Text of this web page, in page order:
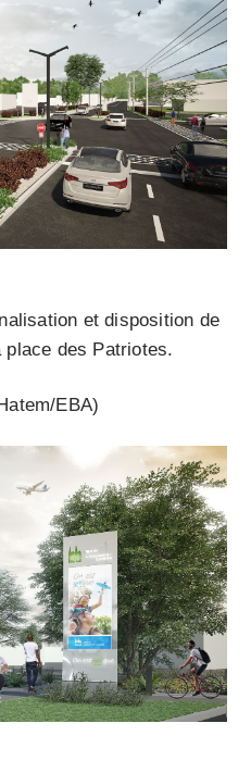
et disposition de
des Patriotes.
EBA)